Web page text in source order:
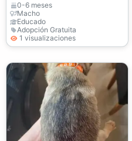
0-6 meses
Macho
Educado
Adopción Gratuita
1 visualizaciones